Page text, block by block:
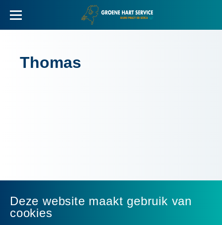
Deze website maakt gebruik van
cookies
Thomas